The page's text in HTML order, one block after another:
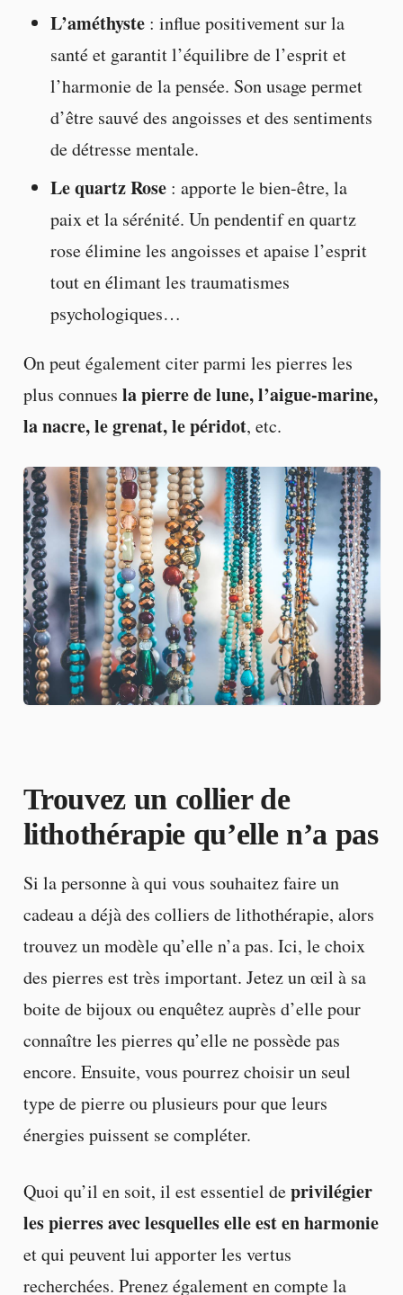
L’améthyste: influe positivement sur la
santé et garantit l’équilibre de l’esprit et
l’harmonie de la pensée. Son usage permet
d’être sauvé des angoisses et des sentiments
de détresse mentale.
Le quartz Rose: apporte le bien-être, la
paix et la sérénité. Un pendentif en quartz
rose élimine les angoisses et apaise l’esprit
tout en élimant les traumatismes
psychologiques…
On peut également citer parmi les pierres les
plus connues la pierre de lune, l’aigue-marine,
la nacre, le grenat, le péridot, etc.
Trouvez un collier de
lithothérapie qu’elle n’a pas
Si la personne à qui vous souhaitez faire un
cadeau a déjà des colliers de lithothérapie, alors
trouvez un modèle qu’elle n’a pas. Ici, le choix
des pierres est très important. Jetez un œil à sa
boite de bijoux ou enquêtez auprès d’elle pour
connaître les pierres qu’elle ne possède pas
encore. Ensuite, vous pourrez choisir un seul
type de pierre ou plusieurs pour que leurs
énergies puissent se compléter.
Quoi qu’il en soit, il est essentiel deprivilégier
les pierres avec lesquelles elle est en harmonie
et qui peuvent lui apporter les vertus
recherchées. Prenez également en compte la